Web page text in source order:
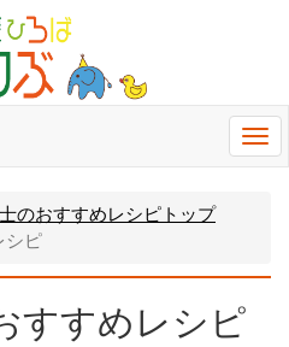
のおすすめレシピトップ
シピ
すすめレシピ